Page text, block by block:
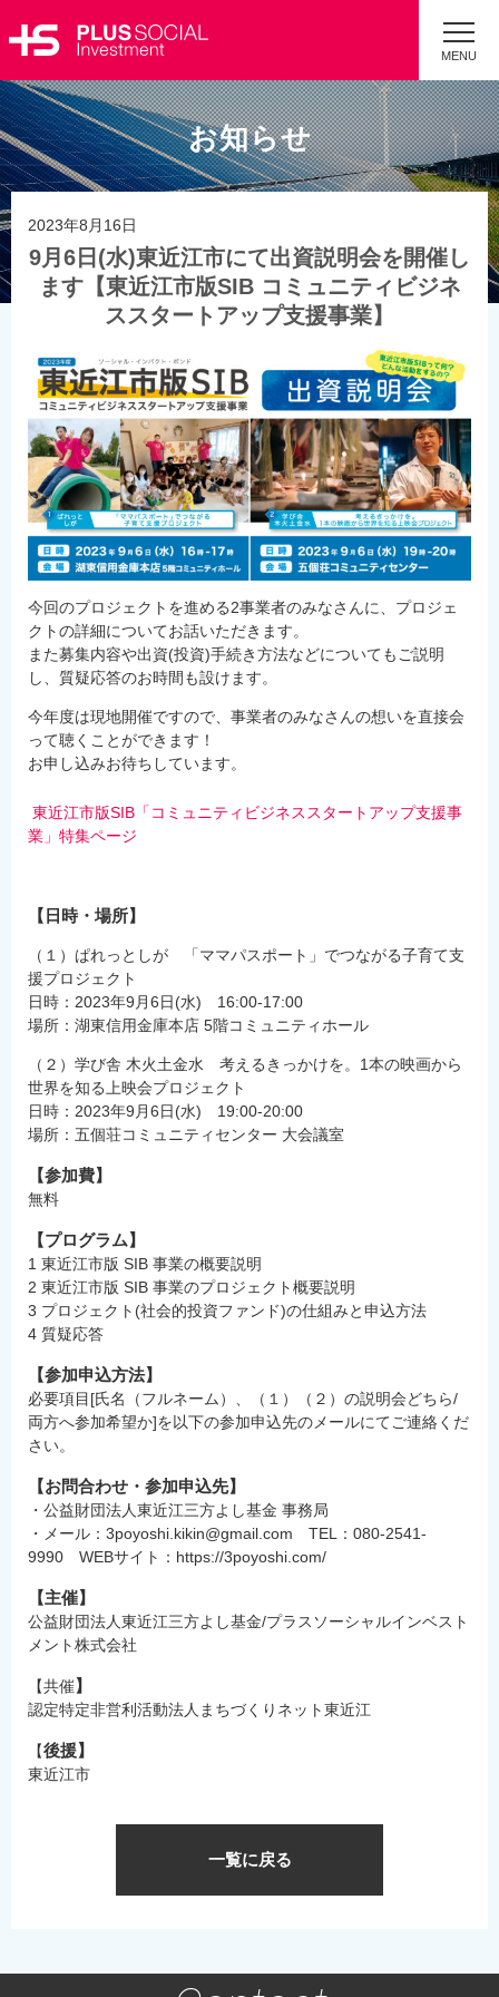
MENU
お知らせ
2023年8月16日
9月6日(水)東近江市にて出資説明会を開催し
ます【東近江市版SIB コミュニティビジネ
ススタートアップ支援事業】
今回のプロジェクトを進める2事業者のみなさんに、プロジェ
クトの詳細についてお話いただきます。
また募集内容や出資(投資)手続き方法などについてもご説明
し、質疑応答のお時間も設けます。
今年度は現地開催ですので、事業者のみなさんの想いを直接会
って聴くことができます！
お申し込みお待ちしています。
東近江市版SIB「コミュニティビジネススタートアップ支援事
業」特集ページ
【日時・場所】
（１）ぱれっとしが 「ママパスポート」でつながる子育て支
援プロジェクト
日時： 2023年9月6日(水)
16:00-17:00
場所：湖東信用金庫本店 5階コミュニティホール
（２）学び舎 木火土金水 考えるきっかけを。1本の映画から
世界を知る上映会プロジェクト
日時： 2023年9月6日(水)
19:00-20:00
場所：五個荘コミュニティセンター 大会議室
【参加費】
無料
【プログラム】
1 東近江市版 SIB 事業の概要説明
2 東近江市版 SIB 事業のプロジェクト概要説明
3 プロジェクト (社会的投資ファンド)の仕組みと申込方法
4 質疑応答
【参加申込方法】
必要項目[氏名（フルネーム）、（１）（２）の説明会どちら/
両方へ参加希望か]を以下の参加申込先のメールにてご連絡くだ
さい。
【お問合わせ・参加申込先】
・公益財団法人東近江三方よし基金 事務局
・メール：3poyoshi.kikin@gmail.com TEL： 080-2541-
9990 WEBサイト：https://3poyoshi.com/
【主催】
公益財団法人東近江三方よし基金/プラスソーシャルインベスト
メント株式会社
【共催】
認定特定非営利活動法人まちづくりネット東近江
【後援】
東近江市
一覧に戻る